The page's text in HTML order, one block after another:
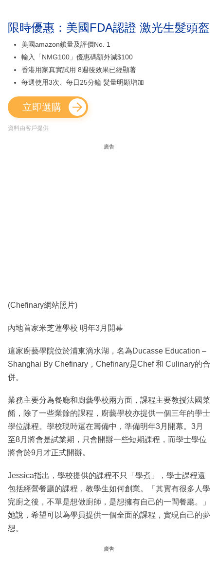
限時優惠：美國FDA認證 激光生髮頭盔
美國amazon鎖量及評價No. 1
輸入「NMG100」優惠碼額外減$100
香港用家真實試用 8週後效果已經顯著
每週使用3次、每日25分鐘 髮量明顯增加
立即選購
資料由客戶提供
廣告
(Chefinary網站照片)
內地首家米芝蓮學校 明年3月開幕
這家廚藝學院位於浦東滴水湖，名為Ducasse Education –
Shanghai By Chefinary，Chefinary是Chef 和 Culinary的合
併。
業務主要分為餐廳和廚藝學校兩方面，課程主要教授法國菜
餚，除了一些業餘的課程，廚藝學校亦提供一個三年的學士
學位課程。學校現時還在籌備中，準備明年3月開幕。3月
至8月將會是試業期，只會開辦一些短期課程，而學士學位
將會於9月才正式開辦。
Jessica指出，學校提供的課程不只「學煮」，學士課程還
包括經營餐廳的課程，教學生如何創業。「其實有很多人學
完廚之後，不單是想做廚師，是想擁有自己的一間餐廳。」
她說，希望可以為學員提供一個全面的課程，實現自己的夢
想。
廣告